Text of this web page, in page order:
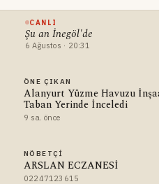
CANLI
Şu an İnegöl'de
6 Ağustos · 20:31
ÖNE ÇIKAN
Alanyurt Yüzme Havuzu
Taban Yerinde İnceledi
9 sa. önce
NÖBETÇI
ARSLAN ECZANESİ
02247123615